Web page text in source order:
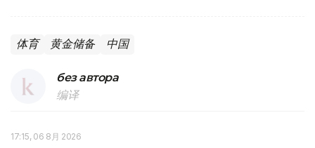
体育 黄金储备 中国
без автора
编译
17:15, 06 8月 2026